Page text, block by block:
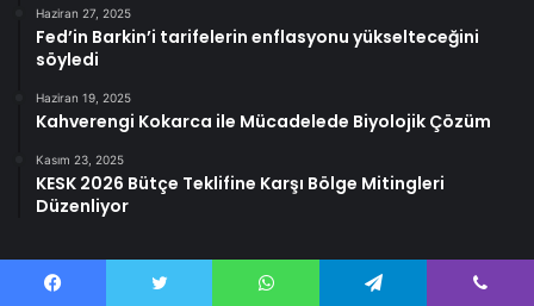
Haziran 27, 2025
Fed’in Barkin’i tarifelerin enflasyonu yükselteceğini
söyledi
Haziran 19, 2025
Kahverengi Kokarca ile Mücadelede Biyolojik Çözüm
Kasım 23, 2025
KESK 2026 Bütçe Teklifine Karşı Bölge Mitingleri
Düzenliyor